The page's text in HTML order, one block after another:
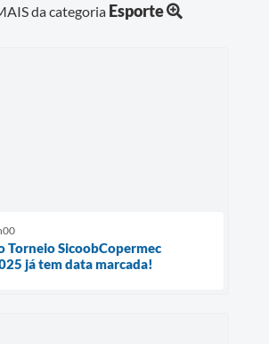
da categoria Esporte
Torneio SicoobCopermec
já tem data marcada!